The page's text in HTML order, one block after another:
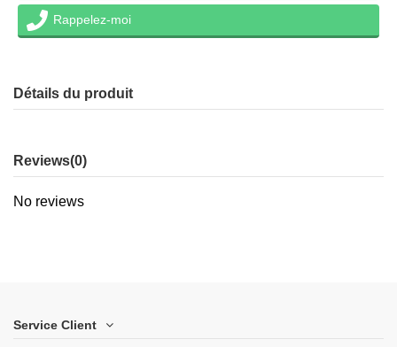
Rappelez-moi
Détails du produit
Reviews(0)
No reviews
Service Client